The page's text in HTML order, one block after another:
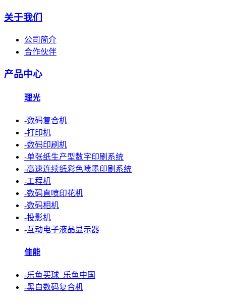
关于我们
公司简介
合作伙伴
产品中心
理光
-数码复合机
-打印机
-数码印刷机
-单张纸生产型数字印刷系统
-高速连续纸彩色喷墨印刷系统
-工程机
-数码直喷印花机
-数码相机
-投影机
-互动电子液晶显示器
佳能
-乐鱼买球_乐鱼中国
-黑白数码复合机